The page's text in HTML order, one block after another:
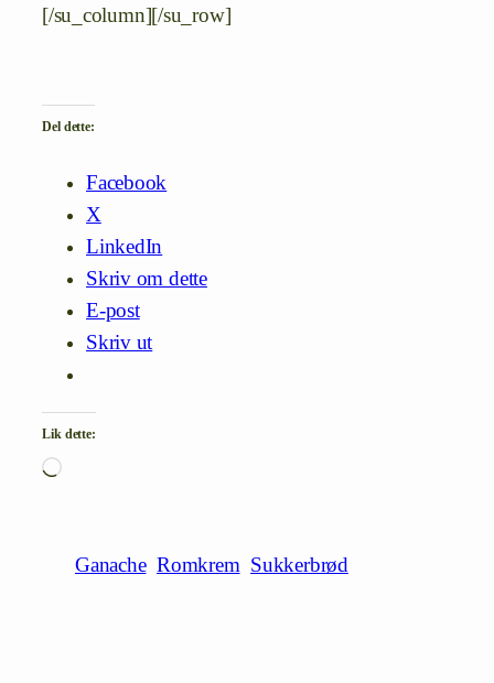
[/su_column][/su_row]
Del dette:
Facebook
X
LinkedIn
Skriv om dette
E-post
Skriv ut
Lik dette:
Laster
Ganache Romkrem Sukkerbrød